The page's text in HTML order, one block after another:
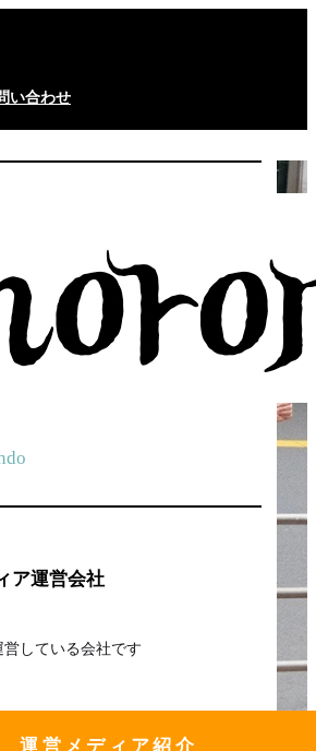
い合わせ
ア運営会社
している会社です
運営メディア紹介